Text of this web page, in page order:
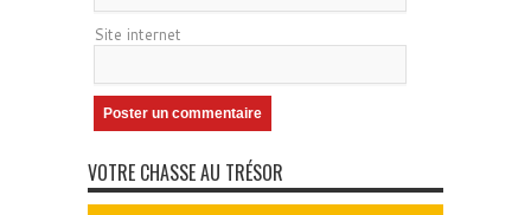
Site internet
VOTRE CHASSE AU TRÉSOR